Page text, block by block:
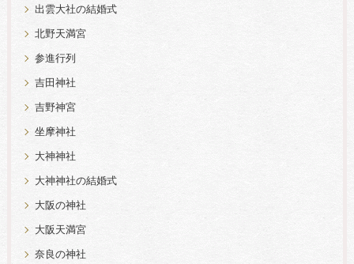
出雲大社の結婚式
北野天満宮
参進行列
吉田神社
吉野神宮
坐摩神社
大神神社
大神神社の結婚式
大阪の神社
大阪天満宮
奈良の神社